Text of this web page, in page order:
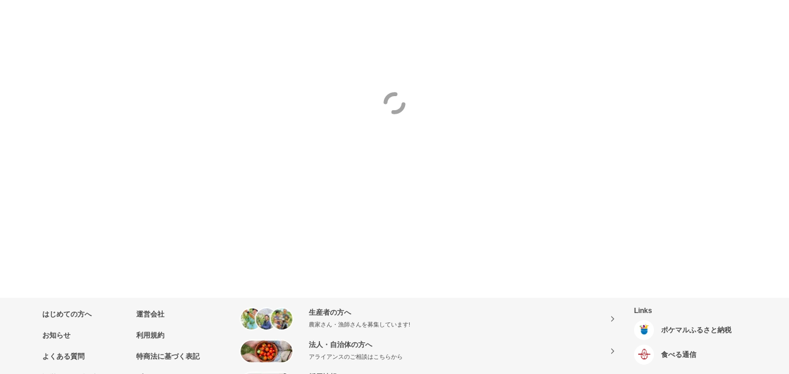
はじめての方へ
お知らせ
よくある質問
運営会社
利用規約
特商法に基づく表記
生産者の方へ
農家さん・漁師さんを募集しています!
法人・自治体の方へ
アライアンスのご相談はこちらから
Links
ポケマルふるさと納税
食べる通信